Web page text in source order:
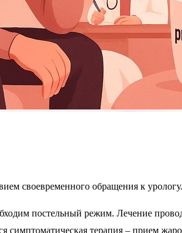
своевременного обращения к
постельный режим. Лечение
симптоматическая терапия – прием